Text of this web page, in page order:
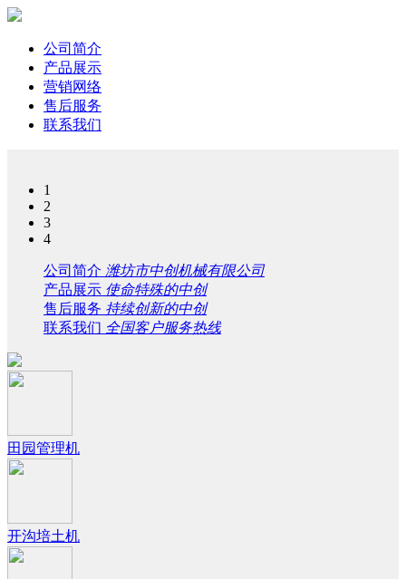
公司简介
产品展示
营销网络
售后服务
联系我们
1
2
3
4
公司简介 潍坊市中创机械有限公司
产品展示 使命特殊的中创
售后服务 持续创新的中创
联系我们 全国客户服务热线
田园管理机
开沟培土机